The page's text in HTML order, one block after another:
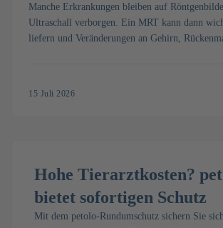
Manche Erkrankungen bleiben auf
Ultraschall verborgen. Ein MRT kann dann
liefern und Veränderungen an Gehirn,
15 Juli 2026
Hohe Tierarztkosten?
bietet sofortigen Schutz
Mit dem petolo-Rundumschutz sichern Sie